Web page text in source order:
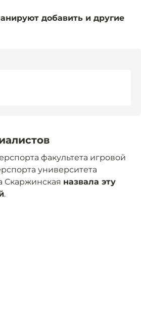
добавить и другие
факультета игровой
университета
Скаржинская назвала эту
.